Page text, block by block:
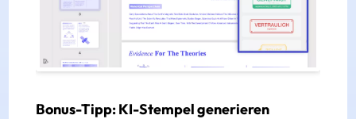
Bonus-Tipp: KI-Stempel generieren